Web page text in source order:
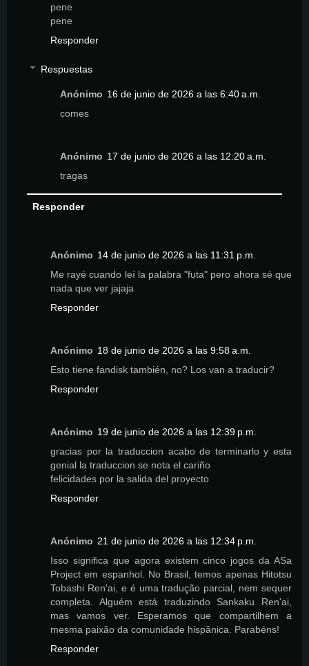
pene
pene
Responder
Respuestas
Anónimo 16 de junio de 2026 a las 6:40 a.m.
comes
Anónimo 17 de junio de 2026 a las 12:20 a.m.
tragas
Responder
Anónimo 14 de junio de 2026 a las 11:31 p.m.
Me rayé cuando leí la palabra "futa" pero ahora sé que
nada que ver jajaja
Responder
Anónimo 18 de junio de 2026 a las 9:58 a.m.
Esto tiene fandisk también, no? Los van a traducir?
Responder
Anónimo 19 de junio de 2026 a las 12:39 p.m.
gracias por la traduccion acabo de terminarlo y esta
genial la traduccion se nota el cariño
felicidades por la salida del proyecto
Responder
Anónimo 21 de junio de 2026 a las 12:34 p.m.
Isso significa que agora existem cinco jogos da ASa
Project em espanhol. No Brasil, temos apenas Hitotsu
Tobashi Ren'ai, e é uma tradução parcial, nem sequer
completa. Alguém está traduzindo Sankaku Ren'ai,
mas vamos ver. Esperamos que compartilhem a
mesma paixão da comunidade hispânica. Parabéns!
Responder